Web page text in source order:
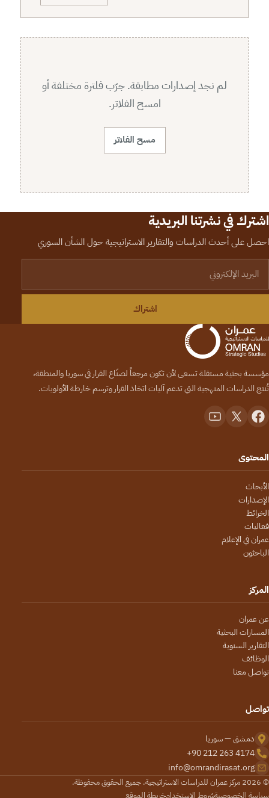
لم نجد إصدارات مطابقة. جرّب فلترة مختلفة أو
امسح الفلاتر.
مسح الفلاتر
اشترك في نشرتنا البريدية
احصل على أحدث الدراسات والتقارير الاستراتيجية حول الشأن السوري
اشتراك
مؤسسة بحثية مستقلة تسعى لأن تكون مرجعاً لصنّاع القرار في سوريا والمنطقة،
تُنتج الدراسات المنهجية التي تدعم آليات اتخاذ القرار وترسم خارطة الأولويات.
المحتوى
الأبحاث
الإصدارات
الخرائط
فعاليات
عمران في الإعلام
الباحثون
المركز
عن عمران
المسارات البحثية
التقارير السنوية
الوظائف
تواصل معنا
تواصل
دمشق — سوريا
+90 212 263 4174
info@omrandirasat.org
© 2026 مركز عمران للدراسات الاستراتيجية. جميع الحقوق محفوظة.
سياسة الخصوصيةشروط الاستخدامخريطة الموقع